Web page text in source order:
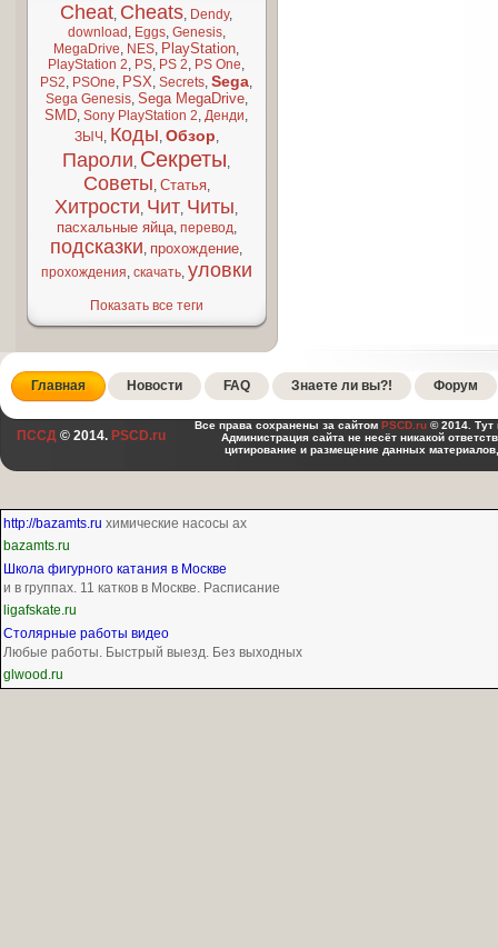
Cheat, Cheats, Dendy,
download , Eggs, Genesis,
MegaDrive, NES, PlayStation,
PlayStation 2, PS, PS 2, PS One,
PS2, PSOne, PSX,Secrets,Sega,
Sega Genesis, Sega MegaDrive,
SMD,Sony PlayStation 2,Денди,
ЗЫЧ , Коды, Обзор,
Пароли, Секреты,
Советы, Статья,
Хитрости, Чит, Читы,
пасхальные яйца, перевод,
подсказки, прохождение,
прохождения, скачать, уловки
Показать все теги
Главная Новости FAQ Знаете ли вы?! Форум
ПССД © 2014. PSCD.ru
Все права сохранены за сайтом PSCD.ru © 2014. Тут
Администрация сайта не несёт никакой
цитирование и размещение данных
http://bazamts.ru химические насосы ах
bazamts.ru
Школа фигурного катания в Москве
и в группах. 11 катков в Москве. Расписание
ligafskate.ru
Столярные работы видео
Любые работы. Быстрый выезд. Без выходных
glwood.ru